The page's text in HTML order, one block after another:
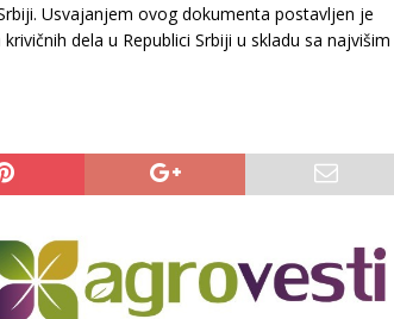
Usvajanjem ovog dokumenta postavljen je
dela u Republici Srbiji u skladu sa najvišim